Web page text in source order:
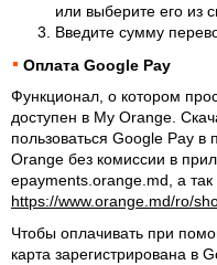
или выберите его из
Введите сумму
Оплата Google Pay
Функционал, о котором
доступен в My Orange.
пользоваться Google Pay в
Orange без комиссии в
epayments.orange.md, а так
https://www.orange.md/ro/
Чтобы оплачивать при
карта зарегистрирована в